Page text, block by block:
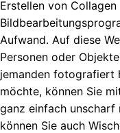
Erstellen von
Aufwand. Auf diese
Personen oder
jemanden fotografiert
möchte, können Sie
ganz einfach unscharf
können Sie auch